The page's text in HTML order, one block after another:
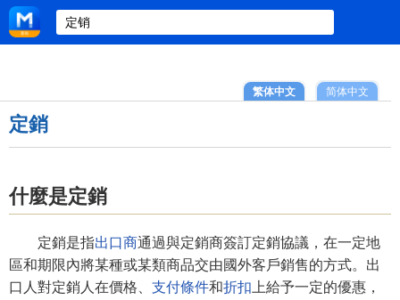
简体中文
繁体中文
定銷
什麼是定銷
定銷是指出口商通過與定銷商簽訂定銷協議，在一定地
區和期限內將某種或某類商品交由國外客戶銷售的方式。出
口人對定銷人在價格、 支付條件和折扣 上給予一定的優惠，